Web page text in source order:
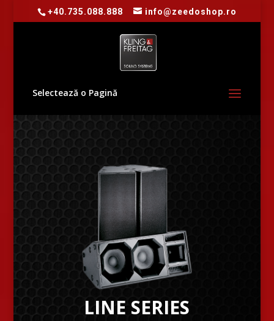
+40.735.088.888 info@zeedoshop.ro
Selectează o Pagină
LINE SERIES